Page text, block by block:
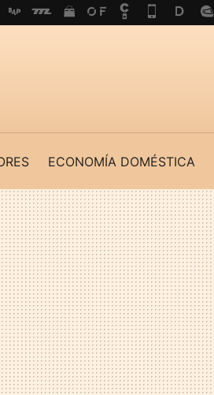
ECONOMÍA DOMÉSTICA